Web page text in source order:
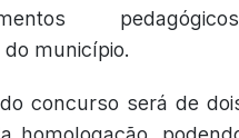
município.
concurso será de